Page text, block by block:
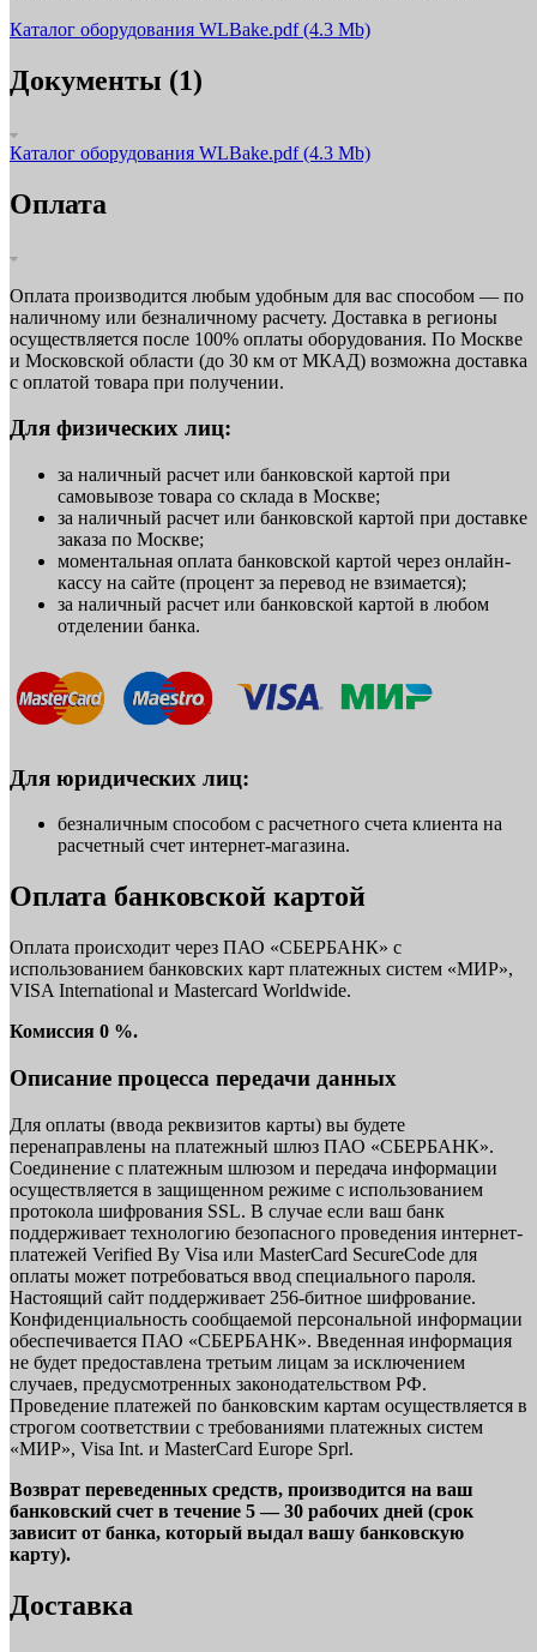
Каталог оборудования WLBake.pdf(4.3 Mb)
Документы (1)
Каталог оборудования WLBake.pdf(4.3 Mb)
Оплата
Оплата производится любым удобным для вас способом — по
наличному или безналичному расчету. Доставка в регионы
осуществляется после 100% оплаты оборудования. По Москве
и Московской области (до 30 км от МКАД) возможна доставка
с оплатой товара при получении.
Для физических лиц:
за наличный расчет или банковской картой при
самовывозе товара со склада в Москве;
за наличный расчет или банковской картой при доставке
заказа по Москве;
моментальная оплата банковской картой через онлайн-
кассу на сайте (процент за перевод не взимается);
за наличный расчет или банковской картой в любом
отделении банка.
Для юридических лиц:
безналичным способом с расчетного счета клиента на
расчетный счет интернет-магазина.
Оплата банковской картой
Оплата происходит через ПАО «СБЕРБАНК» с
использованием банковских карт платежных систем «МИР»,
VISA International и Mastercard Worldwide.
Комиссия 0 %.
Описание процесса передачи данных
Для оплаты (ввода реквизитов карты) вы будете
перенаправлены на платежный шлюз ПАО «СБЕРБАНК».
Соединение с платежным шлюзом и передача информации
осуществляется в защищенном режиме с использованием
протокола шифрования SSL. В случае если ваш банк
поддерживает технологию безопасного проведения интернет-
платежей Verified By Visa или MasterCard SecureCode для
оплаты может потребоваться ввод специального пароля.
Настоящий сайт поддерживает 256-битное шифрование.
Конфиденциальность сообщаемой персональной информации
обеспечивается ПАО «СБЕРБАНК». Введенная информация
не будет предоставлена третьим лицам за исключением
случаев, предусмотренных законодательством РФ.
Проведение платежей по банковским картам осуществляется в
строгом соответствии с требованиями платежных систем
«МИР», Visa Int. и MasterCard Europe Sprl.
Возврат переведенных средств, производится на ваш
банковский счет в течение 5 — 30 рабочих дней (срок
зависит от банка, который выдал вашу банковскую
карту).
Доставка